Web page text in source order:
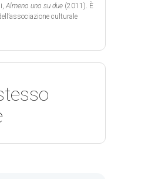
Almeno uno su due (2011). È
culturale